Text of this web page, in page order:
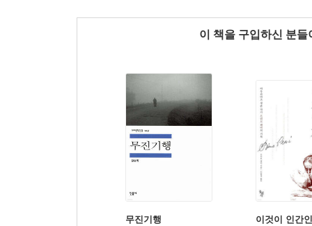
이 책을 구입하신 분
무진기행 이것이 인간